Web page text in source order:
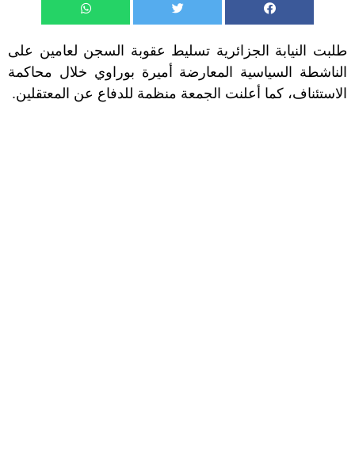
طلبت النيابة الجزائرية تسليط عقوبة السجن لعامين على
الناشطة السياسية المعارضة أميرة بوراوي خلال محاكمة
الاستئناف، كما أعلنت الجمعة منظمة للدفاع عن المعتقلين.